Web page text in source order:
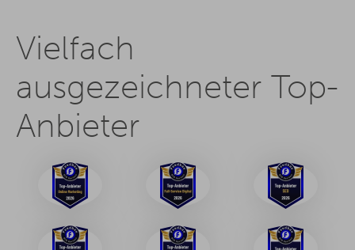
Vielfach
ausgezeichneter Top-
Anbieter